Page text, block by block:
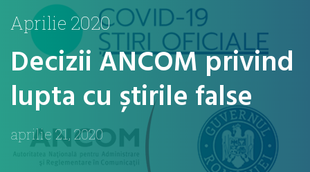
Aprilie 2020
Decizii ANCOM privind
lupta cu știrile false
aprilie 21, 2020